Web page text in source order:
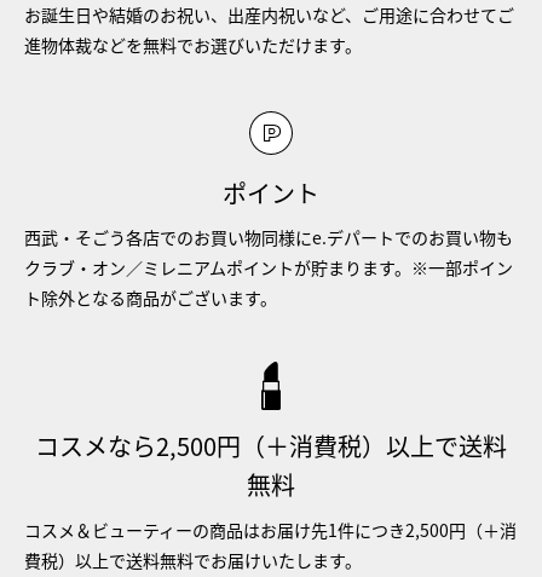
お誕生日や結婚のお祝い、出産内祝いなど、ご用途に合わせてご
進物体裁などを無料でお選びいただけます。
ポイント
西武・そごう各店でのお買い物同様にe.デパートでのお買い物も
クラブ・オン／ミレニアムポイントが貯まります。※一部ポイン
ト除外となる商品がございます。
コスメなら2,500円（＋消費税）以上で送料
無料
コスメ＆ビューティーの商品はお届け先1件につき2,500円（＋消
費税）以上で送料無料でお届けいたします。